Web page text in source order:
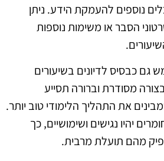
נוספים להעמקת הידע. ניתן
הסבר או משימות נוספות
גם כבסיס לדיונים בשיעורים
מסודרת וברורה תסייע
את התהליך הלימודי טוב יותר.
יהיו נגישים ושימושיים, כך
מהם תועלת מרבית.